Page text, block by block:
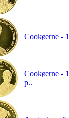
Cookøerne -
Cookøerne -
p..